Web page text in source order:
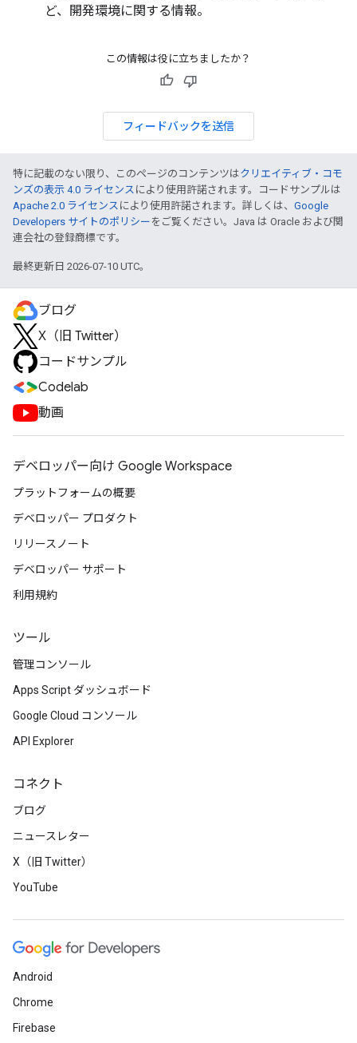
ど、開発環境に関する情報。
この情報は役に立ちましたか？
フィードバックを送信
特に記載のない限り、このページのコンテンツはクリエイティブ・コモ
ンズの表示 4.0 ライセンス により使用許諾されます。コードサンプルは
Apache 2.0 ライセンス により使用許諾されます。詳しくは、 Google
Developers サイトのポリシー をご覧ください。Java は Oracle および関
連会社の登録商標です。
最終更新日 2026-07-10 UTC。
ブログ
X（旧 Twitter）
コードサンプル
Codelab
動画
デベロッパー向け Google Workspace
プラットフォームの概要
デベロッパー プロダクト
リリースノート
デベロッパー サポート
利用規約
ツール
管理コンソール
Apps Script ダッシュボード
Google Cloud コンソール
API Explorer
コネクト
ブログ
ニュースレター
X（旧 Twitter）
YouTube
Android
Chrome
Firebase